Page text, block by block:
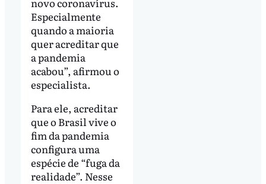
Especialmente
quando a maioria
quer acreditar que
a pandemia
acabou”, afirmou o
especialista.
Para ele, acreditar
que o Brasil vive o
fim da pandemia
configura uma
espécie de “fuga da
realidade”. Nesse